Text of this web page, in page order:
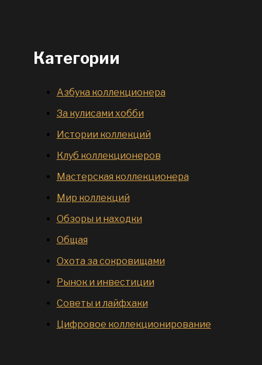
Категории
Азбука коллекционера
За кулисами хобби
Истории коллекций
Клуб коллекционеров
Мастерская коллекционера
Мир коллекций
Обзоры и находки
Общая
Охота за сокровищами
Рынок и инвестиции
Советы и лайфхаки
Цифровое коллекционирование